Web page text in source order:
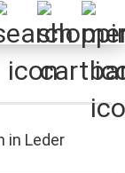
in Leder